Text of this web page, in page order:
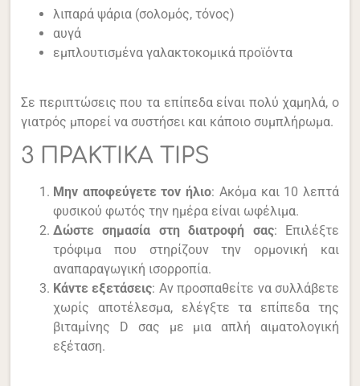
λιπαρά ψάρια (σολομός, τόνος)
αυγά
εμπλουτισμένα γαλακτοκομικά προϊόντα
Σε περιπτώσεις που τα επίπεδα είναι πολύ χαμηλά, ο
γιατρός μπορεί να συστήσει και κάποιο συμπλήρωμα.
3 ΠΡΑΚΤΙΚΑ TIPS
Μην αποφεύγετε τον ήλιο: Ακόμα και 10 λεπτά
φυσικού φωτός την ημέρα είναι ωφέλιμα.
Δώστε σημασία στη διατροφή σας: Επιλέξτε
τρόφιμα που στηρίζουν την ορμονική και
αναπαραγωγική ισορροπία.
Κάντε εξετάσεις: Αν προσπαθείτε να συλλάβετε
χωρίς αποτέλεσμα, ελέγξτε τα επίπεδα της
βιταμίνης D σας με μια απλή αιματολογική
εξέταση.